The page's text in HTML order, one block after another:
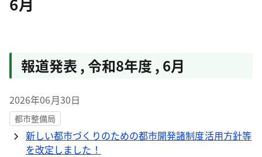
報道発表 ,令和8年度 , 6月
2026年06月30日
都市整備局
新しい都市づくりのための都市開発諸制度活用方針等
を改定しました！